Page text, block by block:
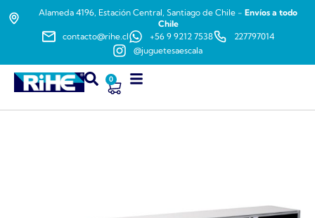
Alameda 4196, Estación Central, Santiago de Chile - Envíos a todo
Chile
contacto@rihe.cl
+56 9 9212 7538
227797014
@juguetesaescala
0